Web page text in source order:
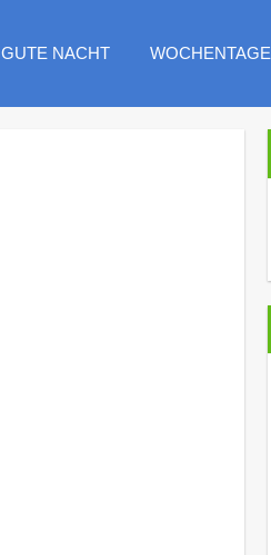
GUTE NACHT WOCHENTAGE